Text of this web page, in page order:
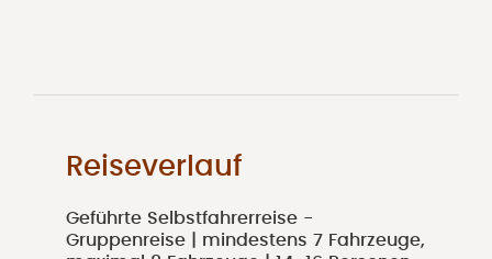
Reiseverlauf
Geführte Selbstfahrerreise -
Gruppenreise | mindestens 7 Fahrzeuge,